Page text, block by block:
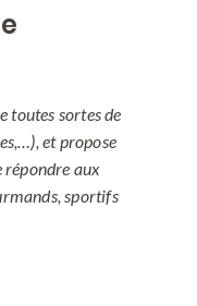
toutes sortes de
et propose
répondre aux
sportifs